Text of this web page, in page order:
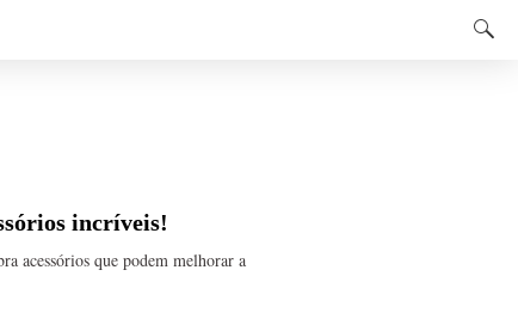
incríveis!
acessórios que podem melhorar a